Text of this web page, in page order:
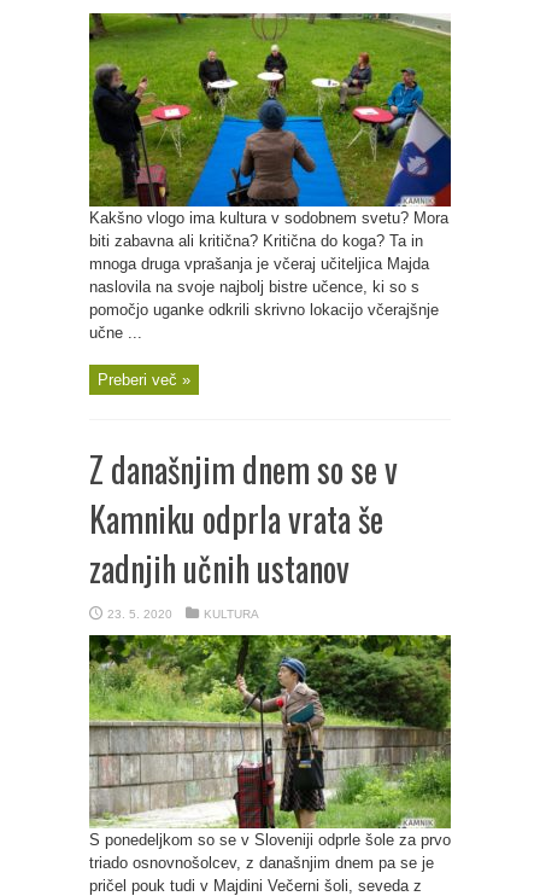
Kakšno vlogo ima kultura v sodobnem svetu? Mora
biti zabavna ali kritična? Kritična do koga? Ta in
mnoga druga vprašanja je včeraj učiteljica Majda
naslovila na svoje najbolj bistre učence, ki so s
pomočjo uganke odkrili skrivno lokacijo včerajšnje
učne ...
Preberi več »
Z današnjim dnem so se v
Kamniku odprla vrata še
zadnjih učnih ustanov
23. 5. 2020 KULTURA
S ponedeljkom so se v Sloveniji odprle šole za prvo
triado osnovnošolcev, z današnjim dnem pa se je
pričel pouk tudi v Majdini Večerni šoli, seveda z